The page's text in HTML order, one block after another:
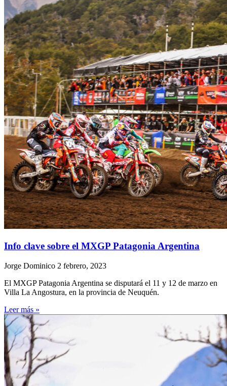
Info clave sobre el MXGP Patagonia Argentina
Jorge Dominico 2 febrero, 2023
El MXGP Patagonia Argentina se disputará el 11 y 12 de marzo en
Villa La Angostura, en la provincia de Neuquén.
Leer más »